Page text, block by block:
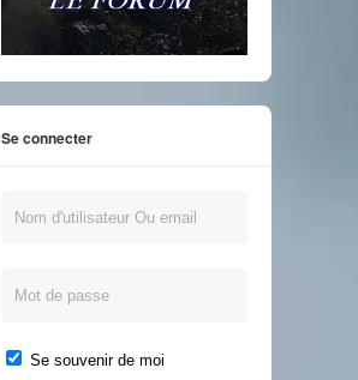
Se connecter
Se souvenir de moi